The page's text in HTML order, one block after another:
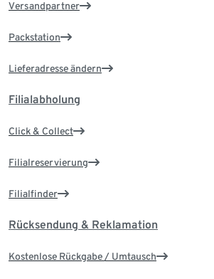
Versandpartner
Packstation
Lieferadresse ändern
Filialabholung
Click & Collect
Filialreservierung
Filialfinder
Rücksendung & Reklamation
Kostenlose Rückgabe / Umtausch